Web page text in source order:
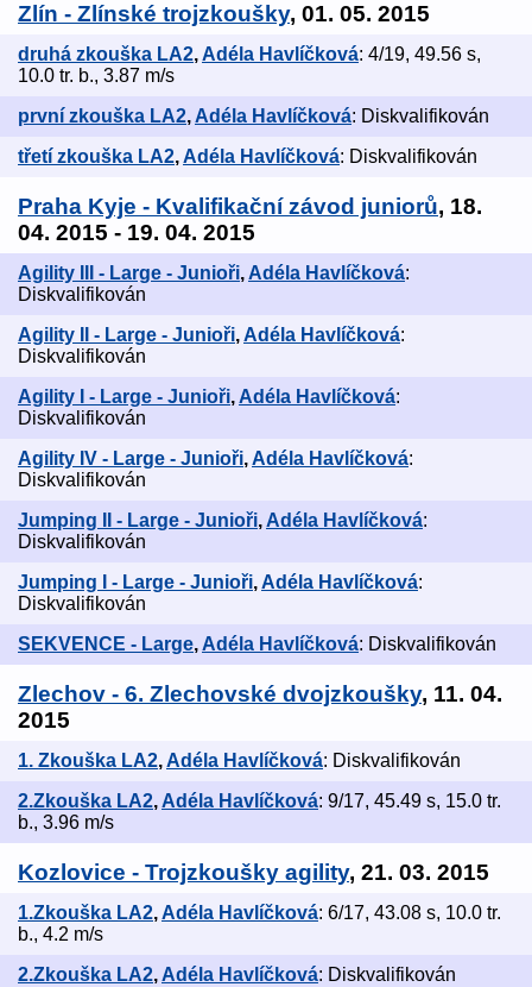
Zlín - Zlínské trojzkoušky, 01. 05. 2015
druhá zkouška LA2,Adéla Havlíčková: 4/19, 49.56 s,
10.0 tr. b., 3.87 m/s
první zkouška LA2, Adéla Havlíčková: Diskvalifikován
třetí zkouška LA2,Adéla Havlíčková: Diskvalifikován
Praha Kyje - Kvalifikační závod juniorů, 18.
04. 2015 - 19. 04. 2015
Agility III - Large - Junioři, Adéla Havlíčková:
Diskvalifikován
Agility II - Large - Junioři,Adéla Havlíčková:
Diskvalifikován
Agility I - Large - Junioři, Adéla Havlíčková:
Diskvalifikován
Agility IV - Large - Junioři,Adéla Havlíčková:
Diskvalifikován
Jumping II - Large - Junioři, Adéla Havlíčková:
Diskvalifikován
Jumping I - Large - Junioři,Adéla Havlíčková:
Diskvalifikován
SEKVENCE - Large, Adéla Havlíčková: Diskvalifikován
Zlechov - 6. Zlechovské dvojzkoušky, 11. 04.
2015
1. Zkouška LA2,Adéla Havlíčková: Diskvalifikován
2.Zkouška LA2, Adéla Havlíčková: 9/17, 45.49 s, 15.0 tr.
b., 3.96 m/s
Kozlovice - Trojzkoušky agility, 21. 03. 2015
1.Zkouška LA2,Adéla Havlíčková: 6/17, 43.08 s, 10.0 tr.
b., 4.2 m/s
2.Zkouška LA2, Adéla Havlíčková: Diskvalifikován